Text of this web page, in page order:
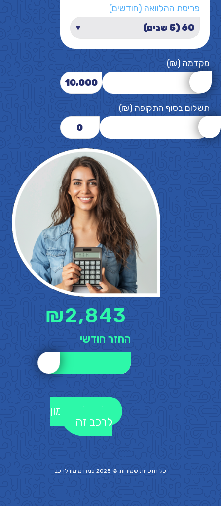
פריסת ההלוואה (חודשים)
מקדמה (₪)
10,000
תשלום בסוף התקופה (₪)
0
2,843
₪
החזר חודשי
לקבלת מימון
לרכב זה
כל הזכויות שמורות © 2025 פמה מימון לרכב